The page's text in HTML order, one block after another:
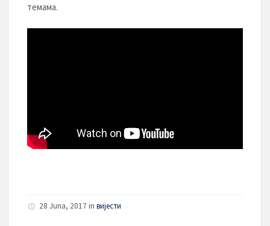
темама.
28 Juna, 2017 in вијести